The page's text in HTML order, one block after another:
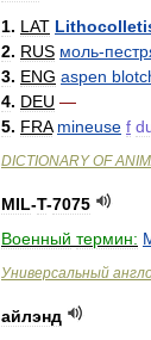
1. LAT
2. RUS моль-
3. ENG aspen
4. DEU —
5. FRA mineuse f
DICTIONARY OF
MIL-T-7075
Военный термин:
Универсальный
айлэнд